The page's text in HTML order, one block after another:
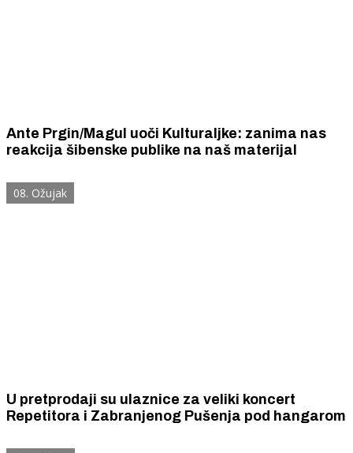
Ante Prgin/Magul uoči Kulturaljke: zanima nas
reakcija šibenske publike na naš materijal
08. Ožujak
U pretprodaji su ulaznice za veliki koncert
Repetitora i Zabranjenog Pušenja pod hangarom